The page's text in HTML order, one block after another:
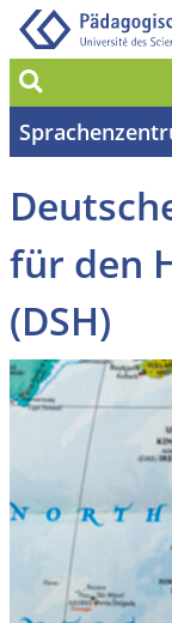
Suche
für den
(DSH)